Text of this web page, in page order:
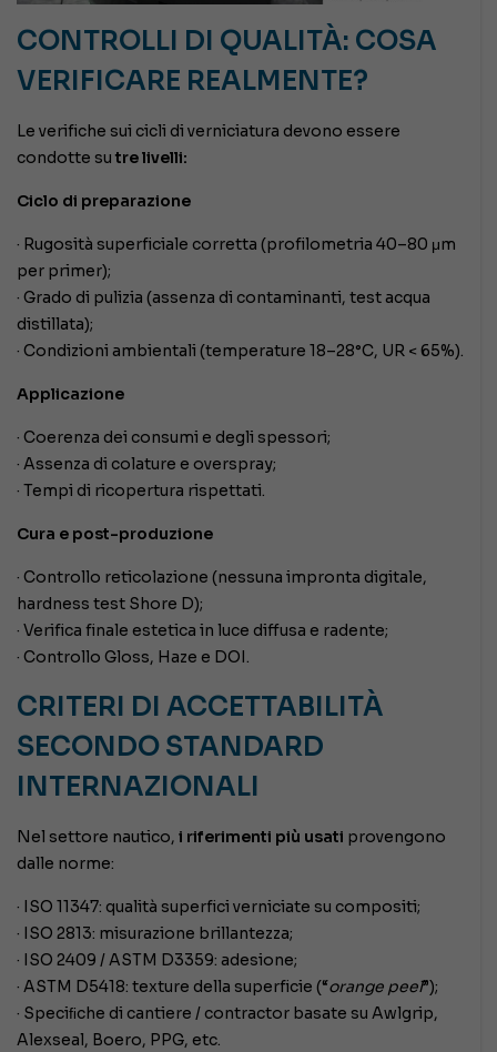
CONTROLLI DI QUALITÀ: COSA
VERIFICARE REALMENTE?
Le verifiche sui cicli di verniciatura devono essere
condotte su tre livelli:
Ciclo di preparazione
· Rugosità superficiale corretta (profilometria 40–80 μm
per primer);
· Grado di pulizia (assenza di contaminanti, test acqua
distillata);
· Condizioni ambientali (temperature 18–28°C, UR < 65%).
Applicazione
· Coerenza dei consumi e degli spessori;
· Assenza di colature e overspray;
· Tempi di ricopertura rispettati.
Cura e post-produzione
· Controllo reticolazione (nessuna impronta digitale,
hardness test Shore D);
· Verifica finale estetica in luce diffusa e radente;
· Controllo Gloss, Haze e DOI.
CRITERI DI ACCETTABILITÀ
SECONDO STANDARD
INTERNAZIONALI
Nel settore nautico, i riferimenti più usati provengono
dalle norme:
· ISO 11347: qualità superfici verniciate su compositi;
· ISO 2813: misurazione brillantezza;
· ISO 2409 / ASTM D3359: adesione;
· ASTM D5418: texture della superficie (“orange peel”);
· Speciﬁche di cantiere / contractor basate su Awlgrip,
Alexseal, Boero, PPG, etc.